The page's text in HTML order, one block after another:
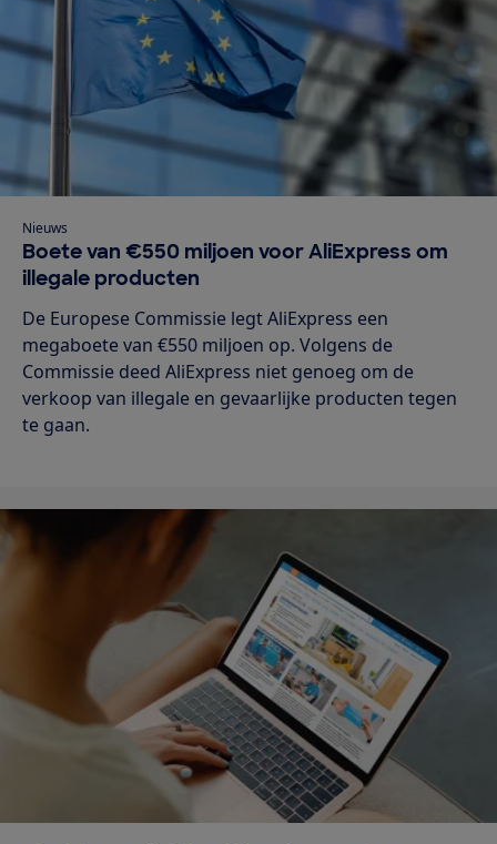
Nieuws
Boete van €550 miljoen voor AliExpress om
illegale producten
De Europese Commissie legt AliExpress een
megaboete van €550 miljoen op. Volgens de
Commissie deed AliExpress niet genoeg om de
verkoop van illegale en gevaarlijke producten tegen
te gaan.